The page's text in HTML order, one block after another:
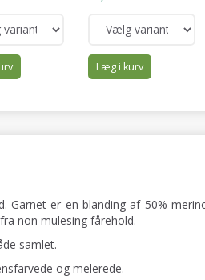
Læg i kurv
Garnet er en blanding af 50%
non mulesing fårehold.
samlet.
og melerede.